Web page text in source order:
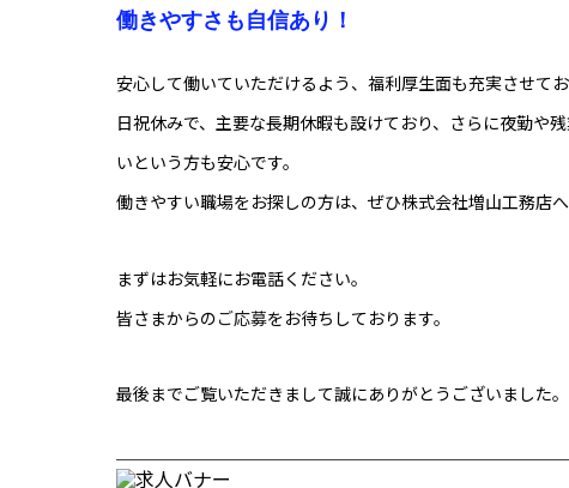
働きやすさも自信あり！
安心して働いていただけるよう、福利厚生面も充実させてお
日祝休みで、主要な長期休暇も設けており、さらに夜勤や
いという方も安心です。
働きやすい職場をお探しの方は、ぜひ株式会社増山工務店へ
まずはお気軽にお電話ください。
皆さまからのご応募をお待ちしております。
最後までご覧いただきまして誠にありがとうございました。